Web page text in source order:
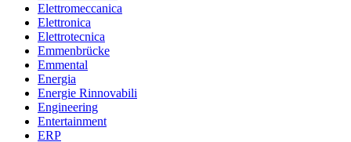
Elettromeccanica
Elettronica
Elettrotecnica
Emmenbrücke
Emmental
Energia
Energie Rinnovabili
Engineering
Entertainment
ERP